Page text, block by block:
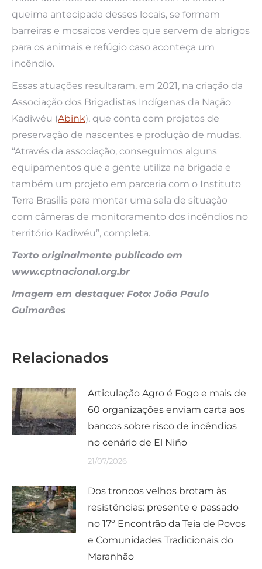
queima antecipada desses locais, se formam
barreiras e mosaicos verdes que servem de abrigos
para os animais e refúgio caso aconteça um
incêndio.
Essas atuações resultaram, em 2021, na criação da
Associação dos Brigadistas Indígenas da Nação
Kadiwéu (Abink), que conta com projetos de
preservação de nascentes e produção de mudas.
“Através da associação, conseguimos alguns
equipamentos que a gente utiliza na brigada e
também um projeto em parceria com o Instituto
Terra Brasilis para montar uma sala de situação
com câmeras de monitoramento dos incêndios no
território Kadiwéu”, completa.
Texto originalmente publicado em
www.cptnacional.org.br
Imagem em destaque: Foto: João Paulo
Guimarães
Relacionados
Articulação Agro é Fogo e mais de
60 organizações enviam carta aos
bancos sobre risco de incêndios
no cenário de El Niño
21/07/2026
Dos troncos velhos brotam às
resistências: presente e passado
no 17º Encontrão da Teia de Povos
e Comunidades Tradicionais do
Maranhão